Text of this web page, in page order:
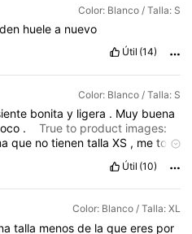
Color: Blanco / Talla: S
huele a nuevo
Útil (14)
Color: Blanco / Talla: S
bonita y ligera . Muy buena
.
True to product images:
que notienentallaXS , metoc
Útil (10)
Color: Blanco / Talla: XL
talla menos de la que eres por